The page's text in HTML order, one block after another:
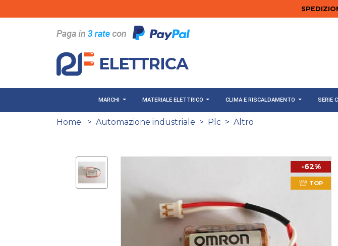
MARCHI MATERIALE ELETTRICO CLIMA E RISCALDAMENTO SERIE
Home > Automazione industriale > Plc > Altro
-62%
TOP